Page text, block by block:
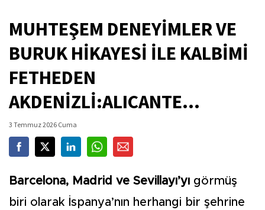
MUHTEŞEM DENEYİMLER VE
BURUK HİKAYESİ İLE KALBİMİ
FETHEDEN
AKDENİZLİ:ALICANTE…
3 Temmuz 2026 Cuma
Barcelona, Madrid ve Sevillayı’yı görmüş
biri olarak İspanya’nın herhangi bir şehrine